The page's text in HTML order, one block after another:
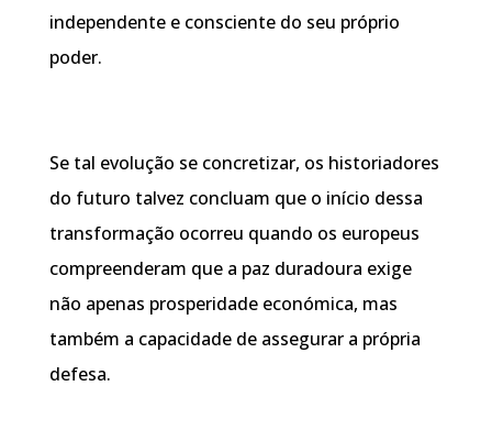
independente e consciente do seu próprio
poder.
Se tal evolução se concretizar, os historiadores
do futuro talvez concluam que o início dessa
transformação ocorreu quando os europeus
compreenderam que a paz duradoura exige
não apenas prosperidade económica, mas
também a capacidade de assegurar a própria
defesa.